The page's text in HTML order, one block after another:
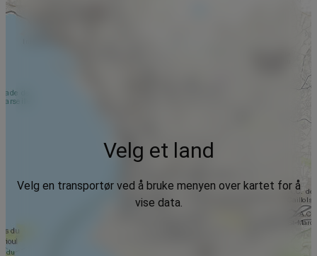
Velg et land
Velg en transportør ved å bruke menyen over kartet for å
vise data.